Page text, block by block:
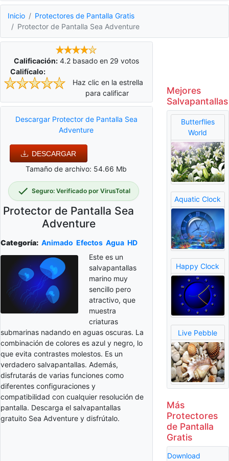
Inicio
Protectores de Pantalla Gratis
Protector de Pantalla Sea Adventure
Calificación: 4.2basado en 29 votos
Califícalo:
Haz clic en la estrella
para calificar
Descargar Protector de Pantalla Sea
Adventure
DESCARGAR
Tamaño de archivo: 54.66 Mb
Seguro: Verificado por VirusTotal
Protector de Pantalla Sea
Adventure
Categoría: Animado Efectos Agua HD
Este es un
salvapantallas
marino muy
sencillo pero
atractivo, que
muestra
criaturas
submarinas nadando en aguas oscuras. La
combinación de colores es azul y negro, lo
que evita contrastes molestos. Es un
verdadero salvapantallas. Además,
disfrutarás de varias funciones como
diferentes configuraciones y
compatibilidad con cualquier resolución de
pantalla. Descarga el salvapantallas
gratuito Sea Adventure y disfrútalo.
Mejores
Salvapantallas
Butterflies
World
Aquatic Clock
Happy Clock
Live Pebble
Más
Protectores
de Pantalla
Gratis
Download